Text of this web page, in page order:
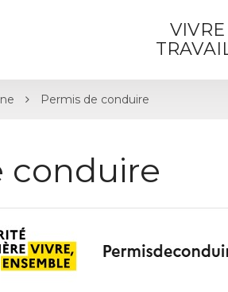
Permis de conduire
conduire